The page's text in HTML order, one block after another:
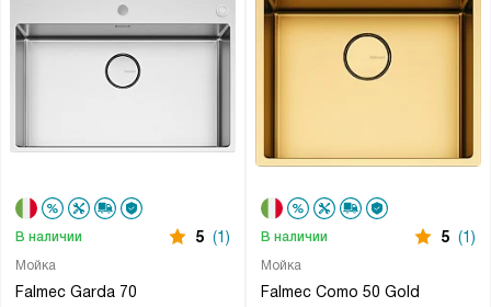
Мойка
Falmec Garda 70
В наличии 5 (1)
Мойка
Falmec Como 50 Gold
В наличии 5 (1)